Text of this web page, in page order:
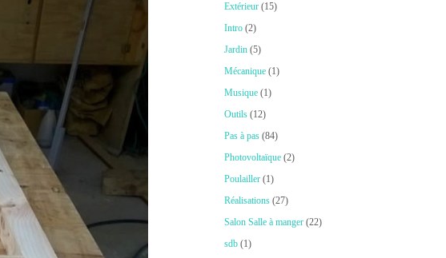
Extérieur (15)
Intro (2)
Jardin (5)
Mécanique (1)
Musique (1)
Outils (12)
Pas à pas (84)
Photovoltaïque (2)
Poulailler (1)
Réalisations (27)
Salon Salle à manger (22)
sdb (1)